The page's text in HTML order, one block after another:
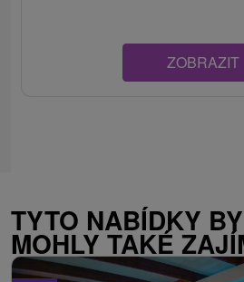
ZOBRAZIT
TYTO NABÍDKY
MOHLY TAKÉ